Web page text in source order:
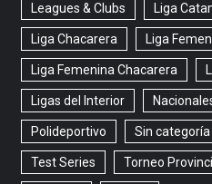
Leagues & Clubs Liga
Liga Chacarera Liga
Liga Femenina Chacarera
Ligas del Interior
Polideportivo Sin categoría
Test Series Torneo